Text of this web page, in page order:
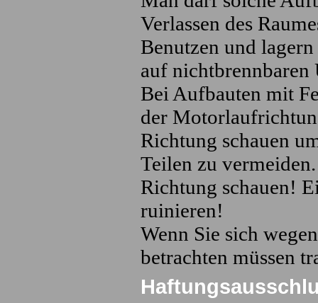
Verlassen des
Benutzen und
auf nichtbrennbaren
Bei Aufbauten mit
der
Richtung schauen
Teilen zu
Richtung schauen!
ruinieren!
Wenn Sie sich
betrachten müssen